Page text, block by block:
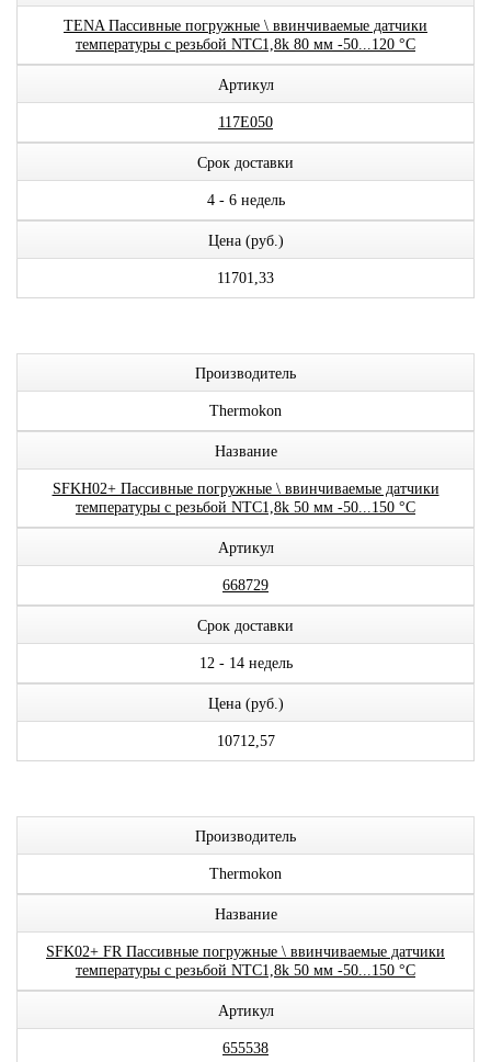
TENA Пассивные погружные \ ввинчиваемые датчики
температуры с резьбой NTC1,8k 80 мм -50...120 °C
Артикул
117E050
Срок доставки
4 - 6 недель
Цена (руб.)
11701,33
Производитель
Thermokon
Название
SFKH02+ Пассивные погружные \ ввинчиваемые датчики
температуры с резьбой NTC1,8k 50 мм -50...150 °C
Артикул
668729
Срок доставки
12 - 14 недель
Цена (руб.)
10712,57
Производитель
Thermokon
Название
SFK02+ FR Пассивные погружные \ ввинчиваемые датчики
температуры с резьбой NTC1,8k 50 мм -50...150 °C
Артикул
655538